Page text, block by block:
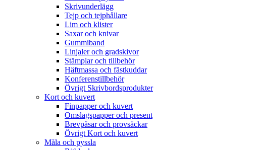
Skrivunderlägg
Tejp och tejphållare
Lim och klister
Saxar och knivar
Gummiband
Linjaler och gradskivor
Stämplar och tillbehör
Häftmassa och fästkuddar
Konferenstillbehör
Övrigt Skrivbordsprodukter
Kort och kuvert
Finpapper och kuvert
Omslagspapper och present
Brevpåsar och provsäckar
Övrigt Kort och kuvert
Måla och pyssla